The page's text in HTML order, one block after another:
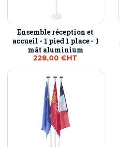
Ensemble réception et
accueil - 1 pied 1 place - 1
mât aluminium
228,00 €HT